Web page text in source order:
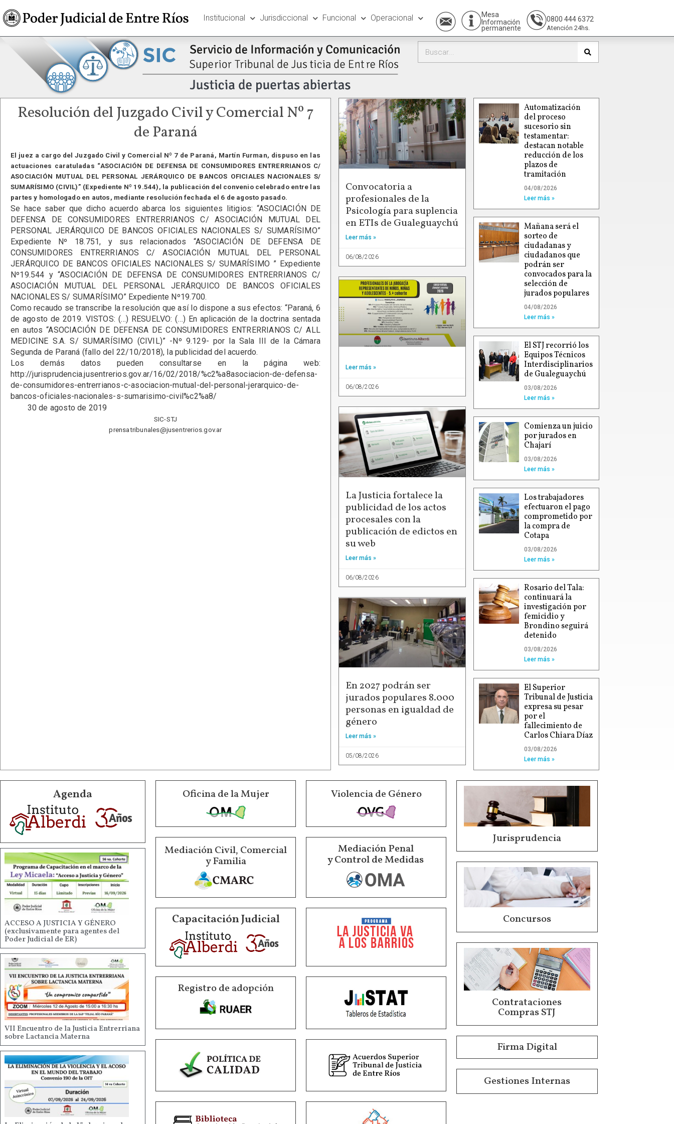
Institucional Jurisdiccional Funcional Operacional
Mesa
Información
permanente
0800 444 6372
Atención 24hs.
Resolución del Juzgado Civil y Comercial Nº 7
de Paraná
El juez a cargo del Juzgado Civil y Comercial Nº 7 de Paraná, Martín Furman, dispuso en las
actuaciones caratuladas “ASOCIACIÓN DE DEFENSA DE CONSUMIDORES ENTRERRIANOS C/
ASOCIACIÓN MUTUAL DEL PERSONAL JERÁRQUICO DE BANCOS OFICIALES NACIONALES S/
SUMARÍSIMO (CIVIL)” (Expediente Nº 19.544), la publicación del convenio celebrado entre las
partes y homologado en autos, mediante resolución fechada el 6 de agosto pasado.
Se hace saber que dicho acuerdo abarca los siguientes litigios: “ASOCIACIÓN DE
DEFENSA DE CONSUMIDORES ENTRERRIANOS C/ ASOCIACIÓN MUTUAL DEL
PERSONAL JERÁRQUICO DE BANCOS OFICIALES NACIONALES S/ SUMARÍSIMO”
Expediente Nº 18.751, y sus relacionados “ASOCIACIÓN DE DEFENSA DE
CONSUMIDORES ENTRERRIANOS C/ ASOCIACIÓN MUTUAL DEL PERSONAL
JERÁRQUICO DE BANCOS OFICIALES NACIONALES S/ SUMARÍSIMO ” Expediente
Nº19.544 y “ASOCIACIÓN DE DEFENSA DE CONSUMIDORES ENTRERRIANOS C/
ASOCIACIÓN MUTUAL DEL PERSONAL JERÁRQUICO DE BANCOS OFICIALES
NACIONALES S/ SUMARÍSIMO” Expediente Nº19.700.
Como recaudo se transcribe la resolución que así lo dispone a sus efectos: “Paraná, 6
de agosto de 2019. VISTOS: (…) RESUELVO: (…) En aplicación de la doctrina sentada
en autos “ASOCIACIÓN DE DEFENSA DE CONSUMIDORES ENTRERRIANOS C/ ALL
MEDICINE S.A. S/ SUMARÍSIMO (CIVIL)” -Nº 9.129- por la Sala III de la Cámara
Segunda de Paraná (fallo del 22/10/2018), la publicidad del acuerdo.
Los demás datos pueden consultarse en la página web:
http://jurisprudencia.jusentrerios.gov.ar/16/02/2018/%c2%a8asociacion-de-defensa-
de-consumidores-entrerrianos-c-asociacion-mutual-del-personal-jerarquico-de-
bancos-oficiales-nacionales-s-sumarisimo-civil%c2%a8/
30 de agosto de 2019
SIC-STJ
prensatribunales@jusentrerios.gov.ar
Convocatoria a
profesionales de la
Psicología para suplencia
en ETIs de Gualeguaychú
Leer más »
06/08/2026
Leer más »
06/08/2026
La Justicia fortalece la
publicidad de los actos
procesales con la
publicación de edictos en
su web
Leer más »
06/08/2026
En 2027 podrán ser
jurados populares 8.000
personas en igualdad de
género
Leer más »
05/08/2026
Automatización
del proceso
sucesorio sin
testamentar:
destacan notable
reducción de los
plazos de
tramitación
04/08/2026
Leer más »
Mañana será el
sorteo de
ciudadanas y
ciudadanos que
podrán ser
convocados para la
selección de
jurados populares
04/08/2026
Leer más »
El STJ recorrió los
Equipos Técnicos
Interdisciplinarios
de Gualeguaychú
03/08/2026
Leer más »
Comienza un juicio
por jurados en
Chajarí
03/08/2026
Leer más »
Los trabajadores
efectuaron el pago
comprometido por
la compra de
Cotapa
03/08/2026
Leer más »
Rosario del Tala:
continuará la
investigación por
femicidio y
Brondino seguirá
detenido
03/08/2026
Leer más »
El Superior
Tribunal de Justicia
expresa su pesar
por el
fallecimiento de
Carlos Chiara Díaz
03/08/2026
Leer más »
Agenda
ACCESO A JUSTICIA Y GÉNERO
(exclusivamente para agentes del
Poder Judicial de ER)
VII Encuentro de la Justicia Entrerriana
sobre Lactancia Materna
Oficina de la Mujer Violencia de Género
Mediación Civil, Comercial
y Familia
Mediación Penal
y Control de Medidas
Capacitación Judicial
Registro de adopción
Jurisprudencia
Concursos
Contrataciones
Compras STJ
Firma Digital
Gestiones Internas